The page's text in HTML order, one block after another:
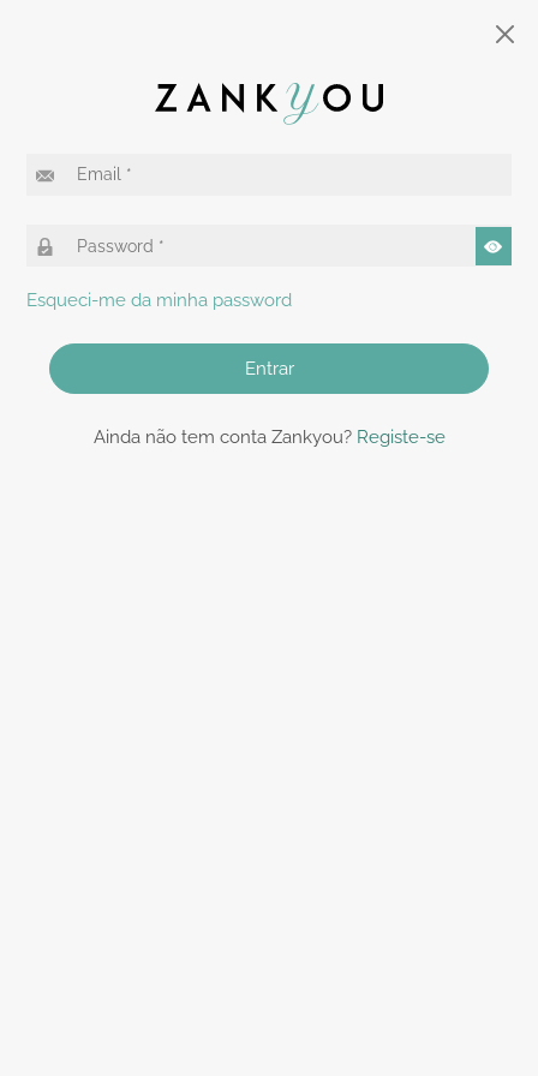
Esqueci-me da minha password
Entrar
Ainda não tem conta Zankyou? Registe-se